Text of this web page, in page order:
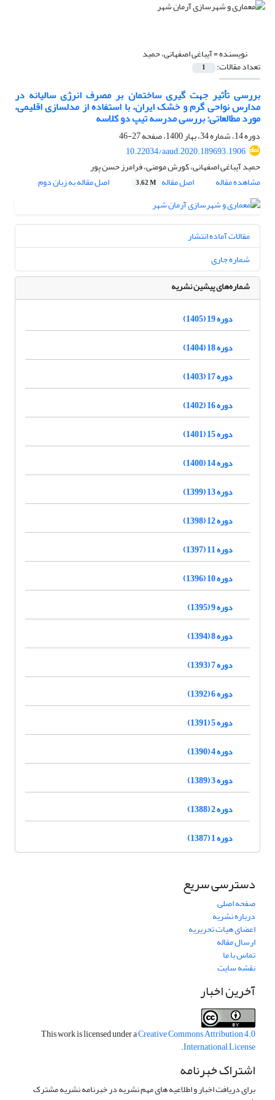
نویسنده =آیباغی اصفهانی، حمید
تعداد مقالات: 1
بررسی تأثیر جهت گیری ساختمان بر مصرف انرژی سالیانه در
مدارس نواحی گرم و خشک ایران، با استفاده از مدلسازی اقلیمی،
مورد مطالعاتی: بررسی مدرسه تیپ دو کلاسه
دوره 14، شماره 34، بهار 1400، صفحه
27-46
10.22034/aaud.2020.189693.1906
حمید آیباغی اصفهانی، کورش مومنی، فرامرز حسن پور
مشاهده مقاله
اصل مقاله 3.62 M اصل مقاله به زبان دوم
مقالات آماده انتشار
شماره جاری
شماره‌های پیشین نشریه
دوره 19 (1405)
دوره 18 (1404)
دوره 17 (1403)
دوره 16 (1402)
دوره 15 (1401)
دوره 14 (1400)
دوره 13 (1399)
دوره 12 (1398)
دوره 11 (1397)
دوره 10 (1396)
دوره 9 (1395)
دوره 8 (1394)
دوره 7 (1393)
دوره 6 (1392)
دوره 5 (1391)
دوره 4 (1390)
دوره 3 (1389)
دوره 2 (1388)
دوره 1 (1387)
دسترسی سریع
صفحه اصلی
درباره نشریه
اعضای هیات تحریریه
ارسال مقاله
تماس با ما
نقشه سایت
آخرین اخبار
This work is licensed under aCreative Commons Attribution 4.0
International License
.
اشتراک خبرنامه
برای دریافت اخبار و اطلاعیه های مهم نشریه در خبرنامه نشریه مشترک